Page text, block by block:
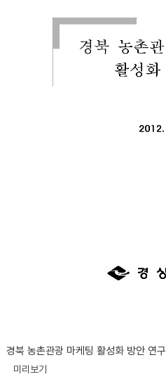
경북 농촌관광 마케팅 활성화 방안 연구
미리보기